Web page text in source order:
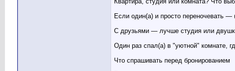
Если один(а) и просто переночевать —
С друзьями — лучше студия или
Один раз спал(а) в "уютной" комнате,
Что спрашивать перед бронированием